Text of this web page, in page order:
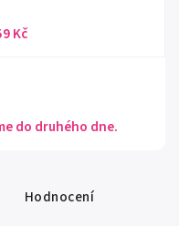
Kč
do druhého dne.
Hodnocení